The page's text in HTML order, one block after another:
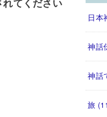
日本
神話
神話
旅